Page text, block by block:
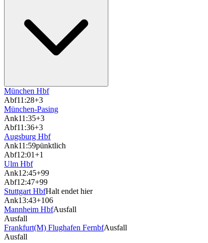
München Hbf
Abf11:28+3
München-Pasing
Ank11:35+3
Abf11:36+3
Augsburg Hbf
Ank11:59pünktlich
Abf12:01+1
Ulm Hbf
Ank12:45+99
Abf12:47+99
Stuttgart HbfHalt endet hier
Ank13:43+106
Mannheim HbfAusfall
Ausfall
Frankfurt(M) Flughafen FernbfAusfall
Ausfall